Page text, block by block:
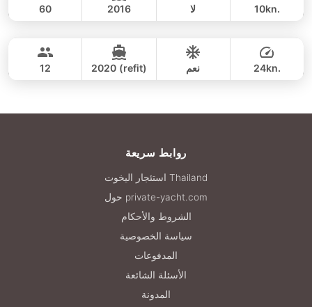
60 2016 لا 10kn.
SUNSEEKER 60FT
12 2020 (refit) نعم 24kn.
روابط سريعة
استئجار اليخوت Thailand
حول private-yacht.com
الشروط والأحكام
سياسة الخصوصية
المدفوعات
الأسئلة الشائعة
المدونة